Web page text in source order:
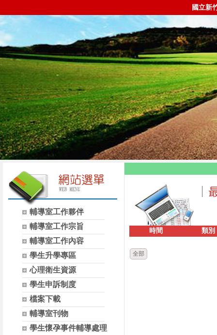
國立新
輔導室工作夥伴
輔導室工作宗旨
輔導室工作內容
學生升學專區
心理衛生資源
學生申訴制度
檔案下載
輔導室刊物
學生懷孕事件輔導處理
時間 類別
全部